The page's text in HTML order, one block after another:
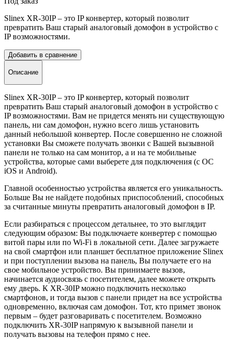
Slinex XR-30IP – это IP конвертер, который позволит
превратить Ваш старый аналоговый домофон в устройство с
IP возможностями.
Добавить в сравнение
Описание
Slinex XR-30IP – это IP конвертер, который позволит
превратить Ваш старый аналоговый домофон в устройство с
IP возможностями. Вам не придется менять ни существующую
панель, ни сам домофон, нужно всего лишь установить
данный небольшой конвертер. После совершенно не сложной
установки Вы сможете получать звонки с Вашей вызывной
панели не только на сам монитор, а и на те мобильные
устройства, которые сами выберете для подключения (с ОС
iOS и Android).
Главной особенностью устройства является его уникальность.
Больше Вы не найдете подобных приспособлений, способных
за считанные минуты превратить аналоговый домофон в IP.
Если разбираться с процессом детальнее, то это выглядит
следующим образом: Вы подключаете конвертер с помощью
витой пары или по Wi-Fi в локальной сети. Далее загружаете
на свой смартфон или планшет бесплатное приложение Slinex
и при поступлении вызова на панель, Вы получаете его на
свое мобильное устройство. Вы принимаете вызов,
начинается аудиосвязь с посетителем, далее можете открыть
ему дверь. К XR-30IP можно подключить несколько
смартфонов, и тогда вызов с панели придет на все устройства
одновременно, включая сам домофон. Тот, кто примет звонок
первым – будет разговаривать с посетителем. Возможно
подключить XR-30IP напрямую к вызывной панели и
получать вызовы на телефон прямо с нее.